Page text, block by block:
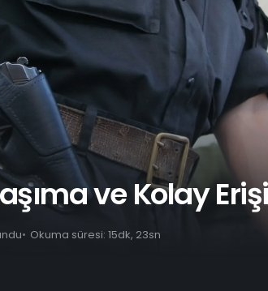
ve Kolay
Okuma süresi: 15dk, 23sn